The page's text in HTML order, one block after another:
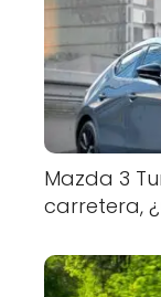
Mazda 3
carretera,